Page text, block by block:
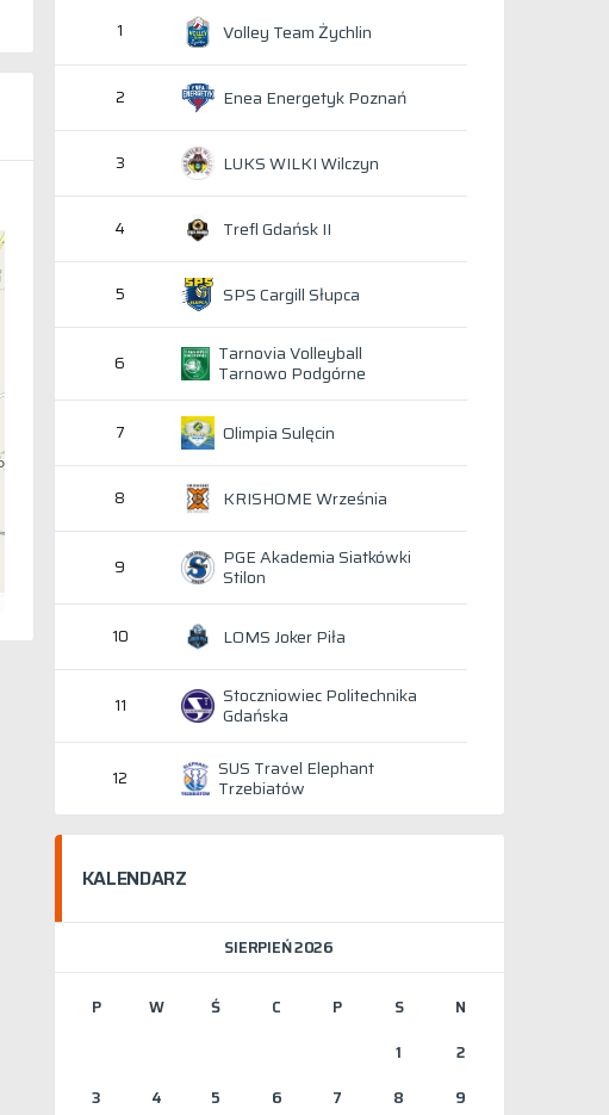
1 Volley Team Żychlin
2 Enea Energetyk Poznań
3 LUKS WILKI Wilczyn
4 Trefl Gdańsk II
5 SPS Cargill Słupca
6 Tarnovia Volleyball
Tarnowo Podgórne
7 Olimpia Sulęcin
8 KRISHOME Września
9 PGE Akademia Siatkówki
Stilon
10 LOMS Joker Piła
11 Stoczniowiec Politechnika
Gdańska
12 SUS Travel Elephant
Trzebiatów
KALENDARZ
SIERPIEŃ 2026
P W Ś C P S
N
1
2
3
4 5 6 7 8
9